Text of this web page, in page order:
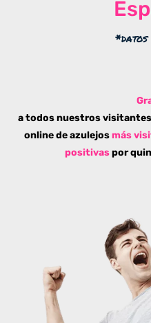
*datos
a todos nuestros
online de azulejos más
positivaspor